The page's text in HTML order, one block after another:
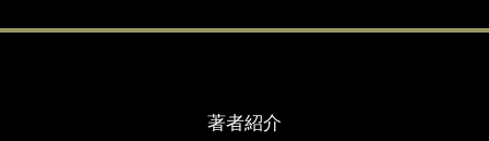
著者紹介